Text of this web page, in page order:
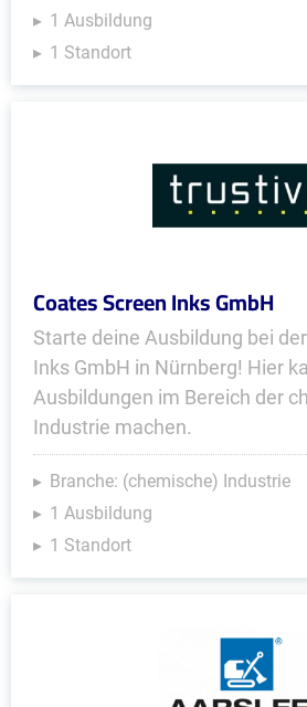
1 Ausbildung
1 Standort
Coates Screen Inks GmbH
Starte deine Ausbildung bei
Inks GmbH in Nürnberg! Hier
Ausbildungen im Bereich der
Industrie machen.
Branche: (chemische) Industrie
1 Ausbildung
1 Standort